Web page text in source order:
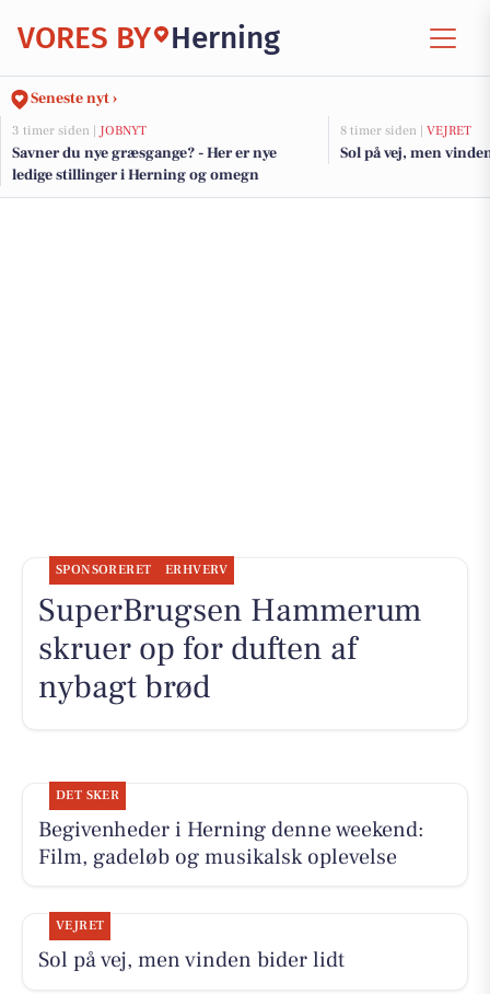
VORES BY Herning
Seneste nyt ›
3 timer siden | JOBNYT
Savner du nye græsgange? - Her er nye
ledige stillinger i Herning og omegn
8 timer siden | VEJRET
Sol på vej, men
SPONSORERET ERHVERV
SuperBrugsen Hammerum
skruer op for duften af
nybagt brød
DET SKER
Begivenheder i Herning denne weekend:
Film, gadeløb og musikalsk oplevelse
VEJRET
Sol på vej, men vinden bider lidt